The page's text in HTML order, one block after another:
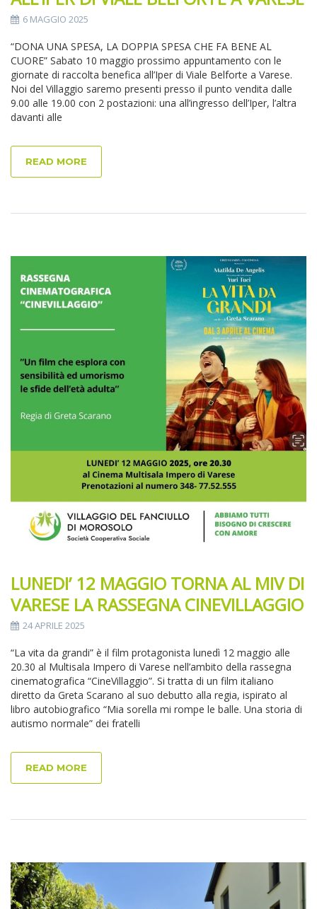
6 MAGGIO 2025
“DONA UNA SPESA, LA DOPPIA SPESA CHE FA BENE AL
CUORE” Sabato 10 maggio prossimo appuntamento con le
giornate di raccolta benefica all’Iper di Viale Belforte a Varese.
Noi del Villaggio saremo presenti presso il punto vendita dalle
9.00 alle 19.00 con 2 postazioni: una all’ingresso dell’Iper, l’altra
davanti alle
READ MORE
LUNEDI’ 12 MAGGIO TORNA AL MIV DI
VARESE LA RASSEGNA CINEVILLAGGIO
24 APRILE 2025
“La vita da grandi” è il film protagonista lunedì 12 maggio alle
20.30 al Multisala Impero di Varese nell’ambito della rassegna
cinematografica “CineVillaggio”. Si tratta di un film italiano
diretto da Greta Scarano al suo debutto alla regia, ispirato al
libro autobiografico “Mia sorella mi rompe le balle. Una storia di
autismo normale” dei fratelli
READ MORE